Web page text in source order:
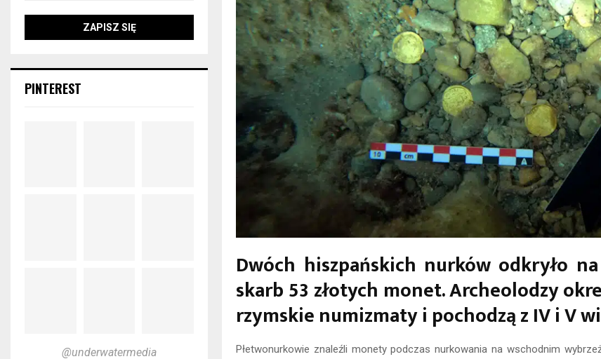
Dwóch hiszpańskich nurków odkryło
skarb 53 złotych monet. Archeolodzy
rzymskie numizmaty i pochodzą z IV i V
Płetwonurkowie znaleźli monety podczas nurkowania na wschodnim
PINTEREST
@underwatermedia